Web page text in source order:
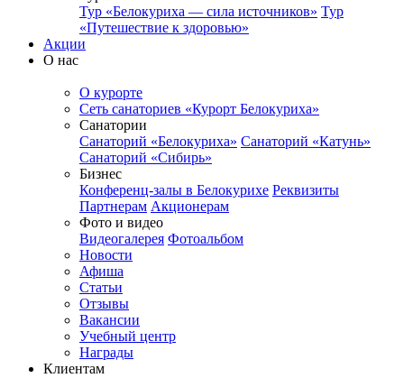
Тур «Белокуриха — сила источников» Тур
«Путешествие к здоровью»
Акции
О нас
О курорте
Сеть санаториев «Курорт Белокуриха»
Санатории
Санаторий «Белокуриха» Санаторий «Катунь»
Санаторий «Сибирь»
Бизнес
Конференц-залы в Белокурихе Реквизиты
Партнерам Акционерам
Фото и видео
Видеогалерея Фотоальбом
Новости
Афиша
Статьи
Отзывы
Вакансии
Учебный центр
Награды
Клиентам